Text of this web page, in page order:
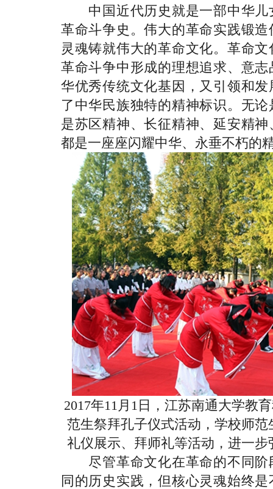
中国近代历史就是一部中华儿
革命斗争史。伟大的革命实践锻
灵魂铸就伟大的革命文化。革命
革命斗争中形成的理想追求、意
华优秀传统文化基因，又引领和
了中华民族独特的精神标识。无
是苏区精神、长征精神、延安精
都是一座座闪耀中华、永垂不朽的
2017年11月1日，江苏南通大学教
范生祭拜孔子仪式活动，学校师
礼仪展示、拜师礼等活动，进一
尽管革命文化在革命的不同阶
同的历史实践，但核心灵魂始终